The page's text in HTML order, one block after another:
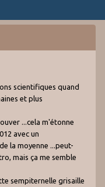
scientifiques quand
et plus
...cela m'étonne
avec un
la moyenne ...peut-
mais ça me semble
sempiternelle grisaille